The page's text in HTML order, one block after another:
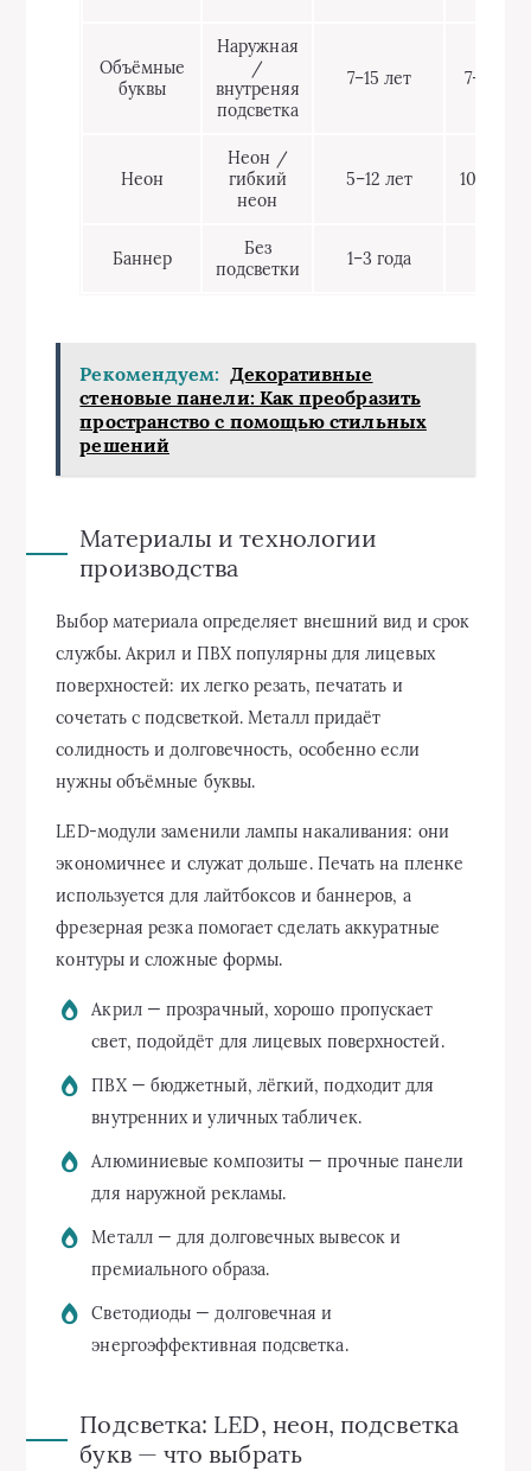
Объёмные
буквы
Наружная
/
внутреняя
подсветка
7–15 лет 7–20
Неон
Неон /
гибкий
неон
5–12 лет 10–20
Баннер
Без
подсветки
1–3 года
Рекомендуем: Декоративные
стеновые панели: Как преобразить
пространство с помощью стильных
решений
Материалы и технологии
производства
Выбор материала определяет внешний вид и срок
службы. Акрил и ПВХ популярны для лицевых
поверхностей: их легко резать, печатать и
сочетать с подсветкой. Металл придаёт
солидность и долговечность, особенно если
нужны объёмные буквы.
LED-модули заменили лампы накаливания: они
экономичнее и служат дольше. Печать на пленке
используется для лайтбоксов и баннеров, а
фрезерная резка помогает сделать аккуратные
контуры и сложные формы.
Акрил — прозрачный, хорошо пропускает
свет, подойдёт для лицевых поверхностей.
ПВХ — бюджетный, лёгкий, подходит для
внутренних и уличных табличек.
Алюминиевые композиты — прочные панели
для наружной рекламы.
Металл — для долговечных вывесок и
премиального образа.
Светодиоды — долговечная и
энергоэффективная подсветка.
Подсветка: LED, неон, подсветка
букв — что выбрать